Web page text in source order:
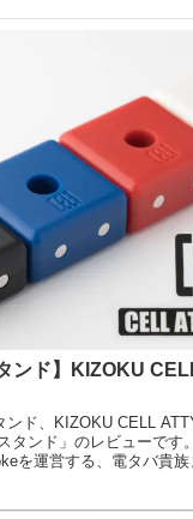
ンド】KIZOKU
ンド、KIZOKU CELL
タンド」のレビューです
を運営する、電タバ貴